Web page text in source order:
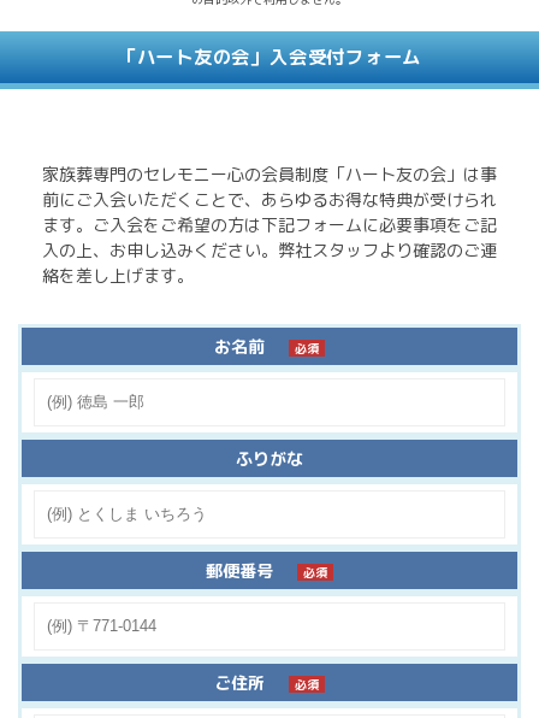
「ハート友の会」入会受付フォーム
家族葬専門のセレモニー心の会員制度「ハート友の会」は事
前にご入会いただくことで、あらゆるお得な特典が受けられ
ます。ご入会をご希望の方は下記フォームに必要事項をご記
入の上、お申し込みください。弊社スタッフより確認のご連
絡を差し上げます。
お名前 必須
ふりがな
郵便番号 必須
ご住所 必須